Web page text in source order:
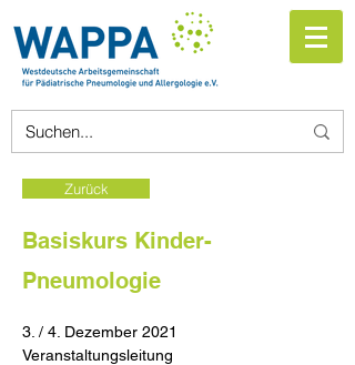
Zurück
Basiskurs Kinder-
Pneumologie
3. / 4. Dezember 2021
Veranstaltungsleitung